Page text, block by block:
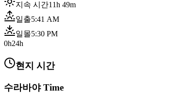
지속 시간11h 49m
일출5:41 AM
일몰5:30 PM
0h24h
현지 시간
수라바야 Time